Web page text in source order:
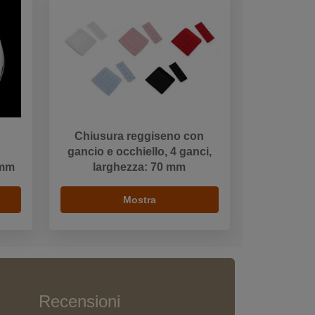
Chiusura reggiseno con
gancio e occhiello, 4 ganci,
larghezza: 70 mm
Mostra
Recensioni